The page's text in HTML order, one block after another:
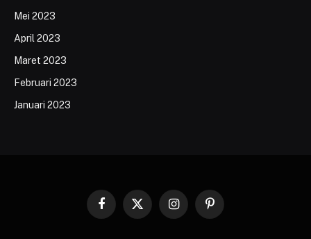
Mei 2023
April 2023
Maret 2023
Februari 2023
Januari 2023
Facebook
X
InstagramPinterest